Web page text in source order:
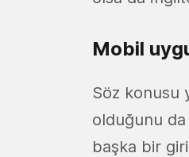
Mobil
Söz konusu
olduğunu
başka bir